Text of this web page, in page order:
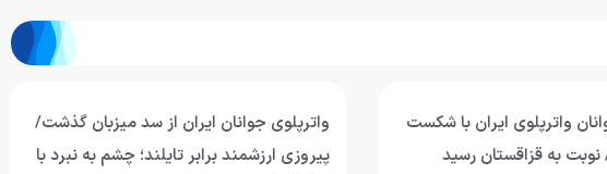
واترپلوی ایران با شکست
نوبت به قزاقستان رسید
واترپلوی جوانان ایران از سد میزبان گذشت/
پیروزی ارزشمند برابر تایلند؛ چشم به نبرد با